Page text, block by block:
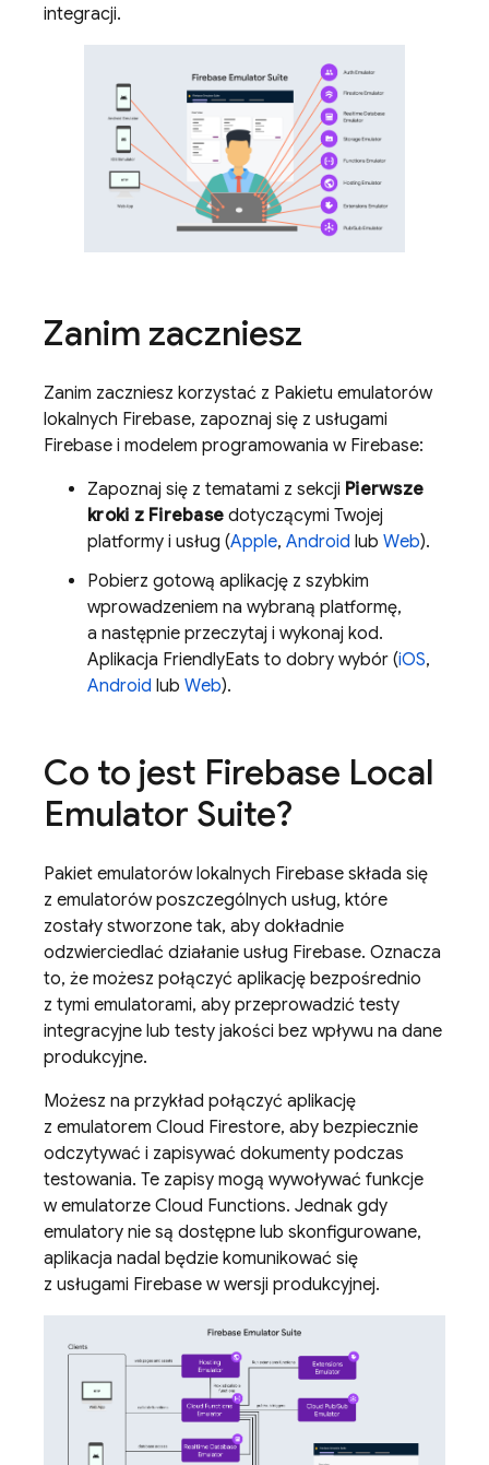
integracji.
Zanim zaczniesz
Zanim zaczniesz korzystać z Pakietu emulatorów
lokalnych Firebase, zapoznaj się z usługami
Firebase i modelem programowania w Firebase:
Zapoznaj się z tematami z sekcji Pierwsze
kroki z Firebase dotyczącymi Twojej
platformy i usług (Apple, Android lub Web).
Pobierz gotową aplikację z szybkim
wprowadzeniem na wybraną platformę,
a następnie przeczytaj i wykonaj kod.
Aplikacja FriendlyEats to dobry wybór (iOS,
Android lub Web).
Co to jest Firebase Local
Emulator Suite?
Pakiet emulatorów lokalnych Firebase składa się
z emulatorów poszczególnych usług, które
zostały stworzone tak, aby dokładnie
odzwierciedlać działanie usług Firebase. Oznacza
to, że możesz połączyć aplikację bezpośrednio
z tymi emulatorami, aby przeprowadzić testy
integracyjne lub testy jakości bez wpływu na dane
produkcyjne.
Możesz na przykład połączyć aplikację
z emulatorem Cloud Firestore, aby bezpiecznie
odczytywać i zapisywać dokumenty podczas
testowania. Te zapisy mogą wywoływać funkcje
w emulatorze Cloud Functions. Jednak gdy
emulatory nie są dostępne lub skonfigurowane,
aplikacja nadal będzie komunikować się
z usługami Firebase w wersji produkcyjnej.